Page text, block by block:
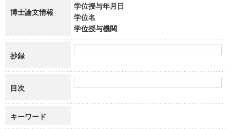
博士論文情報
学位授与年月日
学位名
学位授与機関
抄録
目次
キーワード